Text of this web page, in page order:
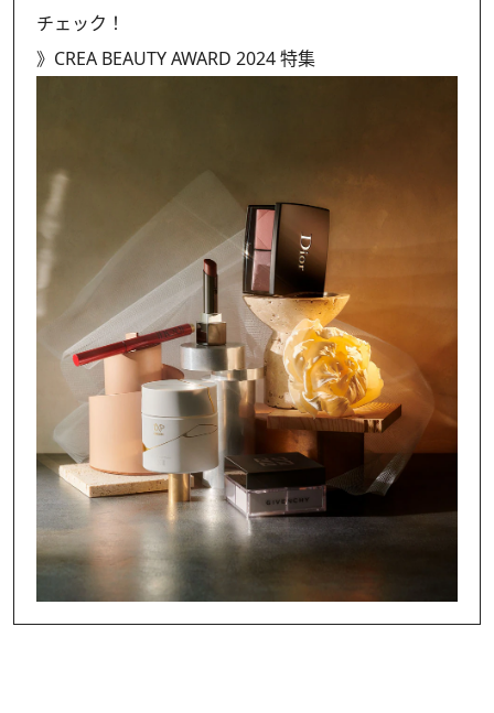
チェック！
》 CREA BEAUTY AWARD 2024 特集